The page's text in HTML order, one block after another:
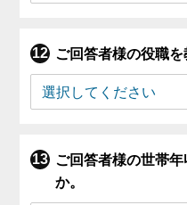
ご回答者様の役職を
ご回答者様の世帯
か。